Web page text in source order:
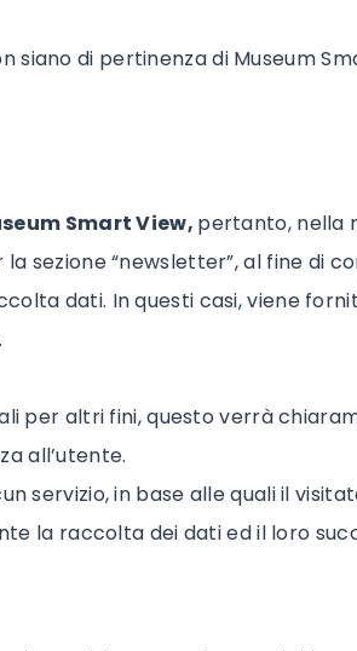
siano di pertinenza di Museum
Smart View, pertanto, nella
sezione “newsletter”, al fine di
dati. In questi casi, viene
per altri fini, questo verrà
all’utente.
servizio, in base alle quali il
la raccolta dei dati ed il loro